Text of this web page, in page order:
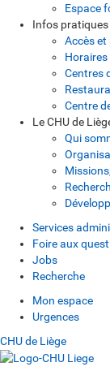
Espace
Infos pratiques
Accès
Horaires
Centres
Centre
Le CHU de
Qui
Services
Foire aux
Jobs
Recherche
Mon espace
Urgences
CHU de Liège